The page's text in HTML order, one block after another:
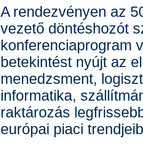
A rendezvényen az
vezető döntéshozót
konferenciaprogram
betekintést nyújt az
menedzsment,
informatika,
raktározás
európai piaci